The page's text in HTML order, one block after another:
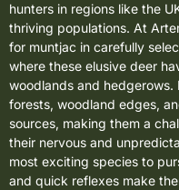
hunters in regions like the
thriving populations. At
for muntjac in carefully
where these elusive deer
woodlands and
forests, woodland edges,
sources, making them a
their nervous and
most exciting species to
and quick reflexes make